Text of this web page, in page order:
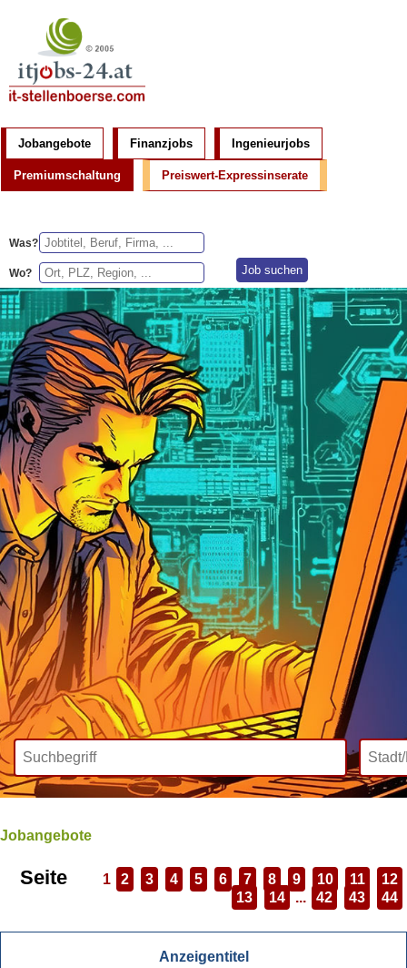
Jobangebote Finanzjobs Ingenieurjobs
Premiumschaltung Preiswert-Expressinserate
Was?
Wo?
Wir bieten Inklusive
Jobangebote
Seite 1 2 3 4 5 6 7 8 9 10 11
12
13
14 ... 42 43 44
Anzeigentitel